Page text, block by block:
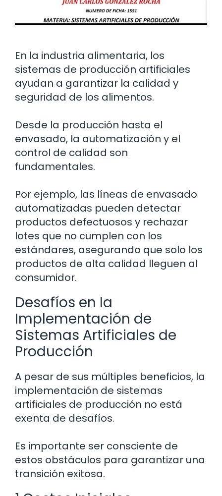
En la industria alimentaria, los
sistemas de producción artificiales
ayudan a garantizar la calidad y
seguridad de los alimentos.
Desde la producción hasta el
envasado, la automatización y el
control de calidad son
fundamentales.
Por ejemplo, las líneas de envasado
automatizadas pueden detectar
productos defectuosos y rechazar
lotes que no cumplen con los
estándares, asegurando que solo los
productos de alta calidad lleguen al
consumidor.
Desafíos en la
Implementación de
Sistemas Artificiales de
Producción
A pesar de sus múltiples beneficios, la
implementación de sistemas
artificiales de producción no está
exenta de desafíos.
Es importante ser consciente de
estos obstáculos para garantizar una
transición exitosa.